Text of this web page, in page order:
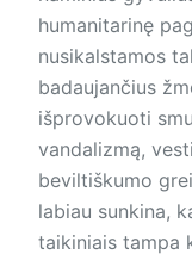
humanitarinę
nusikalstamos
badaujančius
išprovokuoti
vandalizmą,
beviltiškumo
labiau sunkina,
taikiniais tampa